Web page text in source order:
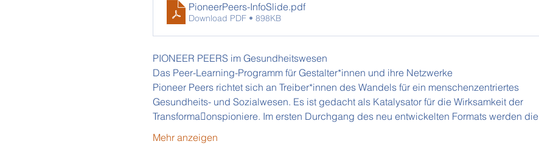
PioneerPeers-InfoSlide.pdf
Download PDF • 898KB
PIONEER PEERS im Gesundheitswesen
Das Peer-Learning-Programm für Gestalter*innen und ihre Netzwerke
Pioneer Peers richtet sich an Treiber*innen des Wandels für ein menschenzentriertes
Gesundheits- und Sozialwesen. Es ist gedacht als Katalysator für die Wirksamkeit der
Transforma􀆟onspioniere. Im ersten Durchgang des neu entwickelten Formats werden die
Mehr anzeigen